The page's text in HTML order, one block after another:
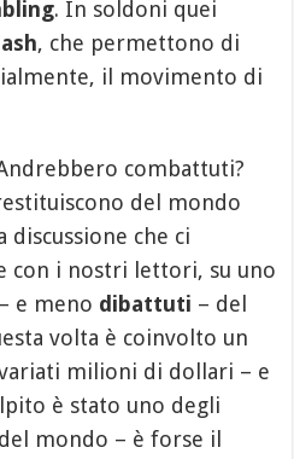
. In soldoni quei
, che permettono di
il movimento di
combattuti?
del mondo
discussione che ci
con i nostri lettori, su uno
– e meno dibattuti – del
volta è coinvolto un
milioni di dollari – e
è stato uno degli
mondo – è forse il